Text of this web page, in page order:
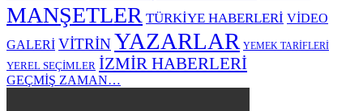
MANŞETLER TÜRKİYE HABERLERİ VİDEO
GALERİ VİTRİNYAZARLAR YEMEK TARİFLERİ
YEREL SEÇİMLER İZMİR HABERLERİ
GEÇMİŞ ZAMAN…